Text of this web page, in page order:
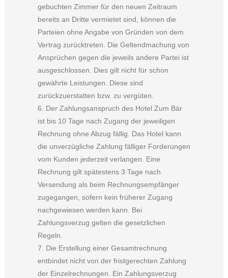
gebuchten Zimmer für den neuen Zeitraum
bereits an Dritte vermietet sind, können die
Parteien ohne Angabe von Gründen von dem
Vertrag zurücktreten. Die Geltendmachung von
Ansprüchen gegen die jeweils andere Partei ist
ausgeschlossen. Dies gilt nicht für schon
gewährte Leistungen. Diese sind
zurückzuerstatten bzw. zu vergüten.
6. Der Zahlungsanspruch des Hotel Zum Bär
ist bis 10 Tage nach Zugang der jeweiligen
Rechnung ohne Abzug fällig. Das Hotel kann
die unverzügliche Zahlung fälliger Forderungen
vom Kunden jederzeit verlangen. Eine
Rechnung gilt spätestens 3 Tage nach
Versendung als beim Rechnungsempfänger
zugegangen, sofern kein früherer Zugang
nachgewiesen werden kann. Bei
Zahlungsverzug gelten die gesetzlichen
Regeln.
7. Die Erstellung einer Gesamtrechnung
entbindet nicht von der fristgerechten Zahlung
der Einzelrechnungen. Ein Zahlungsverzug